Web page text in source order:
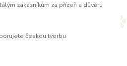
zákazníkům za přízeň a důvěru
českou tvorbu